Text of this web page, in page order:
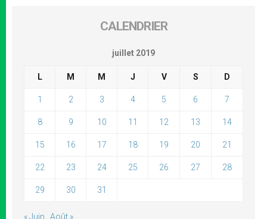
CALENDRIER
juillet 2019
L M M J V S D
1 2 3 4 5 6 7
8 9 10 11 12 13 14
15 16 17 18 19 20 21
22 23 24 25 26 27 28
29 30 31
« Juin Août »